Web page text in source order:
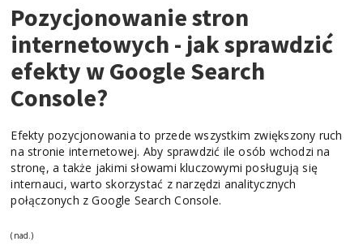
Pozycjonowanie stron
internetowych - jak sprawdzić
efekty w Google Search
Console?
Efekty pozycjonowania to przede wszystkim zwiększony ruch
na stronie internetowej. Aby sprawdzić ile osób wchodzi na
stronę, a także jakimi słowami kluczowymi posługują się
internauci, warto skorzystać z narzędzi analitycznych
połączonych z Google Search Console.
(nad.)